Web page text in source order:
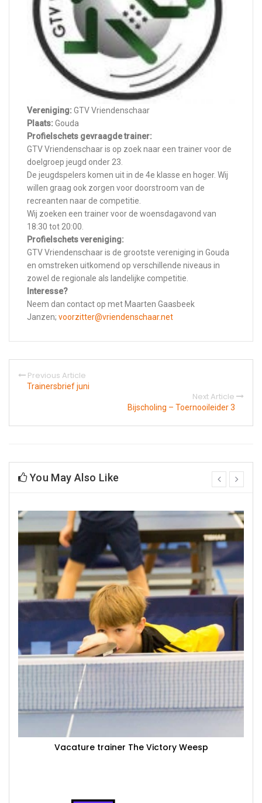
Vereniging: GTV Vriendenschaar
Plaats: Gouda
Profielschets gevraagde trainer:
GTV Vriendenschaar is op zoek naar een trainer voor de
doelgroep jeugd onder 23.
De jeugdspelers komen uit in de 4e klasse en hoger. Wij
willen graag ook zorgen voor doorstroom van de
recreanten naar de competitie.
Wij zoeken een trainer voor de woensdagavond van
18:30 tot 20:00.
Profielschets vereniging:
GTV Vriendenschaar is de grootste vereniging in Gouda
en omstreken uitkomend op verschillende niveaus in
zowel de regionale als landelijke competitie.
Interesse?
Neem dan contact op met Maarten Gaasbeek
Janzen; voorzitter@vriendenschaar.net
Previous Article
Trainersbrief juni
Next Article
Bijscholing – Toernooileider 3
You May Also Like
Vacature trainer The Victory Weesp
prev